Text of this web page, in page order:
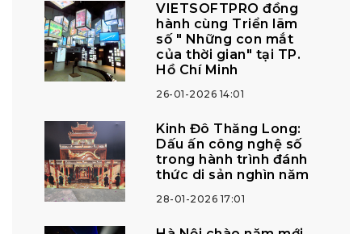
VIETSOFTPRO đồng
hành cùng Triển lãm
số " Những con mắt
của thời gian" tại TP.
Hồ Chí Minh
26-01-2026 14:01
Kinh Đô Thăng Long:
Dấu ấn công nghệ số
trong hành trình đánh
thức di sản nghìn năm
28-01-2026 17:01